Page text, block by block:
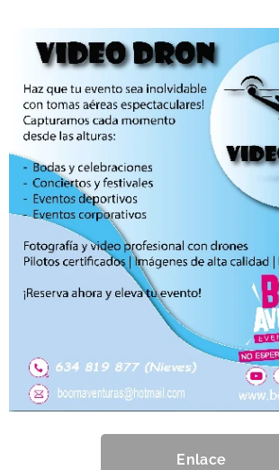
Enlace